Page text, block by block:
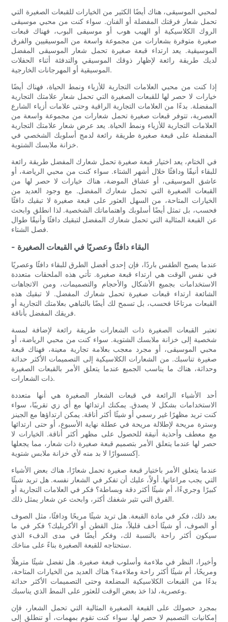
لمحبي الموسيقى، هناك أيضًا الكثير من الخيارات للقبعات الصغيرة التي
تحمل شعار فرقتك المفضلة أو الفنان. سواء كنت من محبي موسيقى
الروك الكلاسيكية أو الهيب هوب أو موسيقى البوب، فهناك قبعات
صغيرة متوفرة بشعارات من مجموعة واسعة من الموسيقيين والفرق
الموسيقية. يعد ارتداء قبعة صغيرة تحمل شعار الموسيقى المفضل
لديك طريقة رائعة لإظهار ذوقك الموسيقي والتدفئة أثناء الحفلات
الموسيقية أو المهرجانات الخارجية.
إذا كنت من محبي العلامات التجارية للأزياء ونمط الحياة، فهناك أيضًا
خيارات لا حصر لها للقبعات الصغيرة التي تحمل شعار علامتك التجارية
المفضلة. بدءًا من العلامات التجارية الراقية وحتى علامات أزياء الشارع
العصرية، تتوفر قبعات صغيرة تحمل شعارات من مجموعة واسعة من
العلامات التجارية للأزياء ونمط الحياة. يعد عرض شعار علامتك التجارية
المفضلة على قبعة صغيرة طريقة رائعة لدمج أسلوبك الشخصي في
خزانة ملابسك الشتوية.
في الختام، يعد اختيار قبعة صغيرة تحمل شعارك المفضل طريقة رائعة
للبقاء أنيقًا ودافئًا خلال أشهر الشتاء. سواء كنت من محبي الرياضة، أو
عاشق الموسيقى، أو عشاق الموضة، هناك خيارات لا حصر لها من
القبعات الصغيرة التي تحمل شعارك المفضل. مع وجود العديد من
الخيارات المتاحة، من السهل العثور على قبعة صغيرة لا تبقيك دافئًا
فحسب، بل تمثل أيضًا أسلوبك واهتماماتك الشخصية. لذا انطلق وابحث
عن القبعة المثالية التي تحمل شعارك المفضل لتبقيك دافئًا وأنيقًا طوال
فصل الشتاء.
- البقاء دافئًا وعصريًا في القبعات الصغيرة
عندما يصبح الطقس باردًا، فإن إحدى أفضل الطرق للبقاء دافئًا وعصريًا
في نفس الوقت هي ارتداء قبعة صغيرة. تأتي هذه الملحقات متعددة
الاستخدامات بجميع الأشكال والأحجام والتصميمات، ومن الاتجاهات
الشائعة ارتداء قبعات صغيرة تحمل شعارك المفضل. لا تبقيك هذه
القبعات مرتاحًا فحسب، بل تسمح لك أيضًا بالتباهي بعلامتك التجارية أو
فريقك المفضل بأناقة.
تعتبر القبعات الصغيرة ذات الشعارات طريقة رائعة لإضافة لمسة
شخصية إلى خزانة ملابسك الشتوية. سواء كنت من محبي الرياضة، أو
محبي الموسيقى، أو مجرد معجب بعلامة تجارية معينة، فهناك قبعة
صغيرة تناسبك. من الشعارات الكلاسيكية إلى التصميمات الأكثر حداثة
وحداثة، هناك ما يناسب الجميع عندما يتعلق الأمر بالقبعات الصغيرة
ذات الشعارات.
أحد الأشياء الرائعة في قبعات الشعار الصغيرة هي أنها متعددة
الاستخدامات بشكل لا يصدق. يمكنك ارتدائها مع أي زي تقريبًا، سواء
كنت تريد مظهرًا غير رسمي أو شيئًا أكثر أناقة. يمكن ارتداؤها مع الجينز
وسترة مريحة لإطلالة مريحة في عطلة نهاية الأسبوع، أو حتى ارتدائها
مع معطف وأحذية أنيقة للحصول على مظهر أكثر أناقة. الخيارات لا
حصر لها عندما يتعلق الأمر بتصميم قبعة صغيرة ذات شعار، مما يجعلها
إكسسوارًا لا بد منه لأي خزانة ملابس شتوية.
عندما يتعلق الأمر باختيار قبعة صغيرة تحمل شعارًا، هناك بعض الأشياء
التي يجب مراعاتها. أولاً، عليك أن تفكر في الشعار نفسه. هل تريد شيئًا
كبيرًا وجريءًا، أم شيئًا أكثر دقة وبساطة؟ فكر في العلامات التجارية أو
الفرق التي تثير شغفك أكثر، وابحث عن شعار يمثل ذلك.
بعد ذلك، فكر في مادة القبعة. هل تريد شيئًا مريحًا ودافئًا، مثل الصوف
أو الصوف، أو شيئًا أخف قليلاً، مثل القطن أو الأكريليك؟ فكر في ما
سيكون أكثر راحة بالنسبة لك، وفكر أيضًا في مدى الدفء الذي
ستحتاجه للقبعة الصغيرة بناءً على مناخك.
وأخيرا، النظر في ملاءمة وأسلوب قبعة صغيرة. هل تفضل شيئًا مترهلًا
ومريحًا، أم شيئًا أكثر راحة وملاءمة؟ هناك العديد من الخيارات المتاحة،
بدءًا من القبعات الكلاسيكية المضلعة وحتى التصميمات الأكثر حداثة
وعصرية، لذا خذ بعض الوقت للعثور على النمط الذي يناسبك.
بمجرد حصولك على القبعة الصغيرة المثالية التي تحمل الشعار، فإن
إمكانيات التصميم لا حصر لها. سواء كنت تقوم بمهمات، أو تنطلق إلى